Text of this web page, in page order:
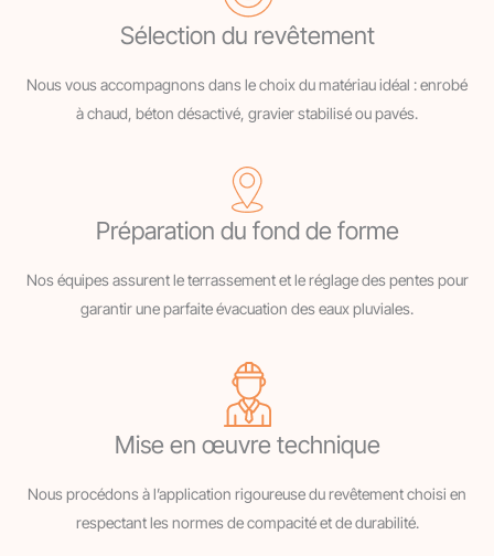
Sélection du revêtement
Nous vous accompagnons dans le choix du matériau idéal : enrobé
à chaud, béton désactivé, gravier stabilisé ou pavés.
Préparation du fond de forme
Nos équipes assurent le terrassement et le réglage des pentes pour
garantir une parfaite évacuation des eaux pluviales.
Mise en œuvre technique
Nous procédons à l’application rigoureuse du revêtement choisi en
respectant les normes de compacité et de durabilité.